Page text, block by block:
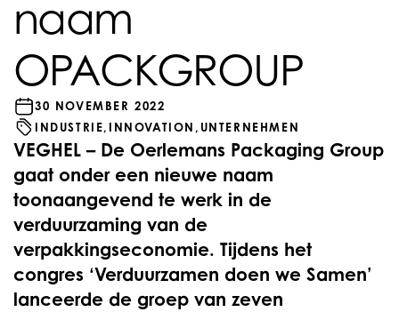
naam
OPACKGROUP
30 NOVEMBER 2022
INDUSTRIE, INNOVATION, UNTERNEHMEN
VEGHEL – De Oerlemans Packaging Group
gaat onder een nieuwe naam
toonaangevend te werk in de
verduurzaming van de
verpakkingseconomie. Tijdens het
congres ‘Verduurzamen doen we Samen’
lanceerde de groep van zeven